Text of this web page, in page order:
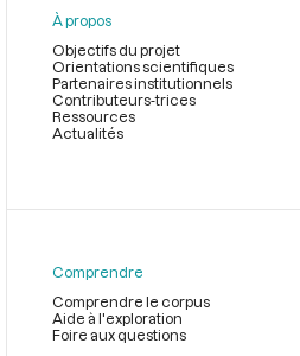
page
À propos
Objectifs du projet
Orientations scientifiques
Partenaires institutionnels
Contributeurs-trices
Ressources
Actualités
Comprendre
Comprendre le corpus
Aide à l'exploration
Foire aux questions